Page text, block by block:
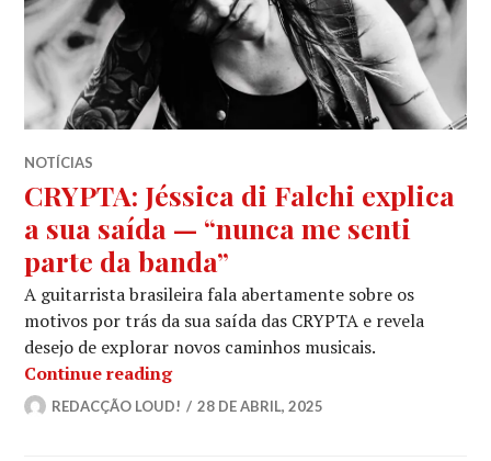
NOTÍCIAS
CRYPTA: Jéssica di Falchi explica
a sua saída — “nunca me senti
parte da banda”
A guitarrista brasileira fala abertamente sobre os
motivos por trás da sua saída das CRYPTA e revela
desejo de explorar novos caminhos musicais.
Continue readingCRYPTA: Jéssica di Falchi explica a
REDACÇÃO LOUD! 28 DE ABRIL, 2025